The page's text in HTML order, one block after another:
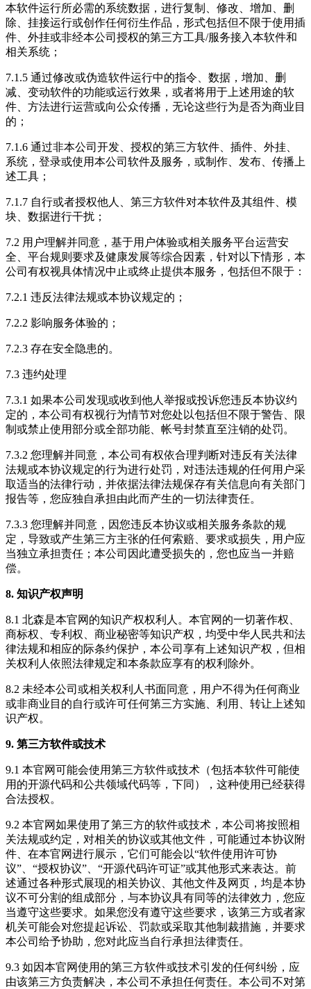
本软件运行所必需的系统数据，进行复制、修改、增加、删
除、挂接运行或创作任何衍生作品，形式包括但不限于使用插
件、外挂或非经本公司授权的第三方工具/服务接入本软件和
相关系统；
7.1.5 通过修改或伪造软件运行中的指令、数据，增加、删
减、变动软件的功能或运行效果，或者将用于上述用途的软
件、方法进行运营或向公众传播，无论这些行为是否为商业目
的；
7.1.6 通过非本公司开发、授权的第三方软件、插件、外挂、
系统，登录或使用本公司软件及服务，或制作、发布、传播上
述工具；
7.1.7 自行或者授权他人、第三方软件对本软件及其组件、模
块、数据进行干扰；
7.2 用户理解并同意，基于用户体验或相关服务平台运营安
全、平台规则要求及健康发展等综合因素，针对以下情形，本
公司有权视具体情况中止或终止提供本服务，包括但不限于：
7.2.1 违反法律法规或本协议规定的；
7.2.2 影响服务体验的；
7.2.3 存在安全隐患的。
7.3 违约处理
7.3.1 如果本公司发现或收到他人举报或投诉您违反本协议约
定的，本公司有权视行为情节对您处以包括但不限于警告、限
制或禁止使用部分或全部功能、帐号封禁直至注销的处罚。
7.3.2 您理解并同意，本公司有权依合理判断对违反有关法律
法规或本协议规定的行为进行处罚，对违法违规的任何用户采
取适当的法律行动，并依据法律法规保存有关信息向有关部门
报告等，您应独自承担由此而产生的一切法律责任。
7.3.3 您理解并同意，因您违反本协议或相关服务条款的规
定，导致或产生第三方主张的任何索赔、要求或损失，用户应
当独立承担责任；本公司因此遭受损失的，您也应当一并赔
偿。
8. 知识产权声明
8.1 北森是本官网的知识产权权利人。本官网的一切著作权、
商标权、专利权、商业秘密等知识产权，均受中华人民共和法
律法规和相应的际条约保护，本公司享有上述知识产权，但相
关权利人依照法律规定和本条款应享有的权利除外。
8.2 未经本公司或相关权利人书面同意，用户不得为任何商业
或非商业目的自行或许可任何第三方实施、利用、转让上述知
识产权。
9. 第三方软件或技术
9.1 本官网可能会使用第三方软件或技术（包括本软件可能使
用的开源代码和公共领域代码等，下同），这种使用已经获得
合法授权。
9.2 本官网如果使用了第三方的软件或技术，本公司将按照相
关法规或约定，对相关的协议或其他文件，可能通过本协议附
件、在本官网进行展示，它们可能会以“软件使用许可协
议”、“授权协议”、“开源代码许可证”或其他形式来表达。前
述通过各种形式展现的相关协议、其他文件及网页，均是本协
议不可分割的组成部分，与本协议具有同等的法律效力，您应
当遵守这些要求。如果您没有遵守这些要求，该第三方或者家
机关可能会对您提起诉讼、罚款或采取其他制裁措施，并要求
本公司给予协助，您对此应当自行承担法律责任。
9.3 如因本官网使用的第三方软件或技术引发的任何纠纷，应
由该第三方负责解决，本公司不承担任何责任。本公司不对第